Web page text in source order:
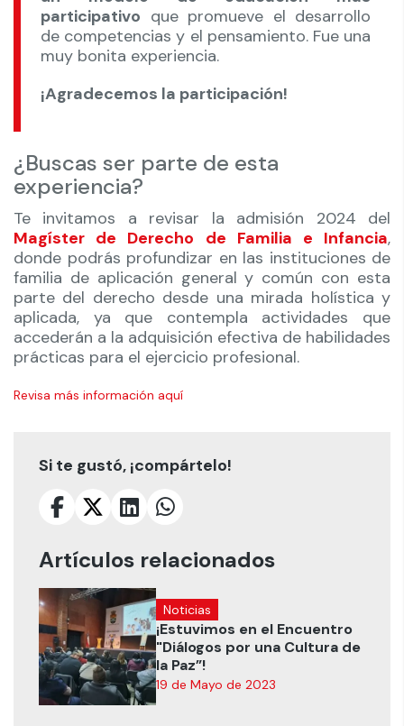
participativo que promueve el desarrollo
de competencias y el pensamiento. Fue una
muy bonita experiencia.
¡Agradecemos la participación!
¿Buscas ser parte de esta
experiencia?
Te invitamos a revisar la admisión 2024 del
Magíster de Derecho de Familia e Infancia,
donde podrás profundizar en las instituciones de
familia de aplicación general y común con esta
parte del derecho desde una mirada holística y
aplicada, ya que contempla actividades que
accederán a la adquisición efectiva de habilidades
prácticas para el ejercicio profesional.
Revisa más información aquí
Si te gustó, ¡compártelo!
Artículos relacionados
Noticias
¡Estuvimos en el Encuentro
"Diálogos por una Cultura de
la Paz”!
19 de Mayo de 2023